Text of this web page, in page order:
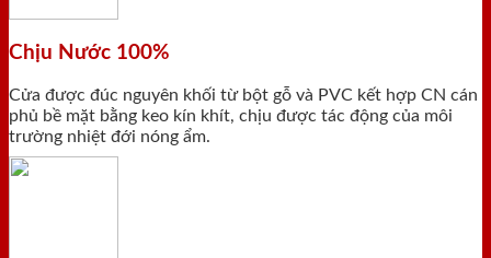
Chịu Nước 100%
Cửa được đúc nguyên khối từ bột gỗ và PVC kết hợp CN cán
phủ bề mặt bằng keo kín khít, chịu được tác động của môi
trường nhiệt đới nóng ẩm.